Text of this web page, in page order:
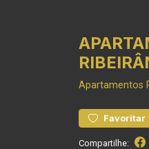
Apartamentos
Favoritar
Compartilhe: